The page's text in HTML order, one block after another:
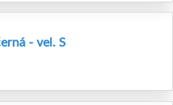
- vel. S